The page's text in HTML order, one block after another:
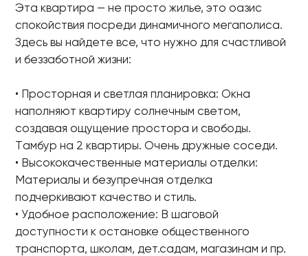
Эта квартира — не просто жилье, это оазис
спокойствия посреди динамичного мегаполиса.
Здесь вы найдете все, что нужно для счастливой
и беззаботной жизни:
• Просторная и светлая планировка: Окна
наполняют квартиру солнечным светом,
создавая ощущение простора и свободы.
Тaмбуp нa 2 квaртиpы. Очень дружные соседи.
• Высококачественные материалы отделки:
Материалы и безупречная отделка
подчеркивают качество и стиль.
• Удобное расположение: В шаговой
доступности к остановке общественного
транспорта, школам, дет.садам, магазинам и пр.